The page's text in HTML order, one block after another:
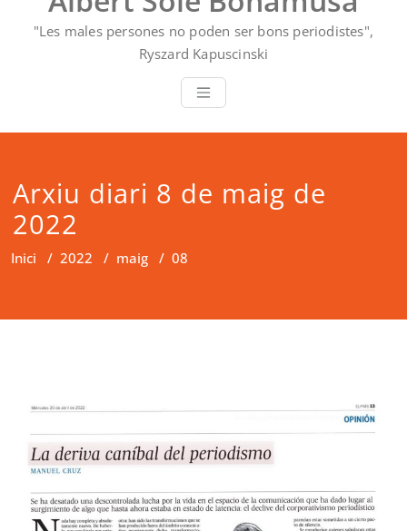
"Les males persones no poden ser bons periodistes",
Ryszard Kapuscinski
Arxiu diari 8 de maig de
2022
Inici / 2022 / maig / 08